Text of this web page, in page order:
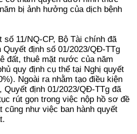
bị ảnh hưởng của dịch bệnh
11/NQ-CP, Bộ Tài chính đã
định số 01/2023/QĐ-TTg
đất, thuê mặt nước của năm
quy định cụ thể tại Nghị quyết
Ngoài ra nhằm tạo điều kiện
Quyết định 01/2023/QĐ-TTg đã
rút gọn trong việc nộp hồ sơ đề
cũng như việc ban hành quyết